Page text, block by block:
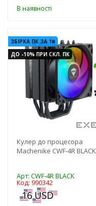
В наявності
ЗБІРКА ПК ЗА 1₴
ДО -10% ПРИ СКЛ. ПК
Кулер до процесора
Machenike CWF-4R BLACK
Арт: CWF-4R BLACK
Код: 990342